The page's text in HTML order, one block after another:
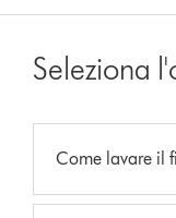
Seleziona
Come lavare il